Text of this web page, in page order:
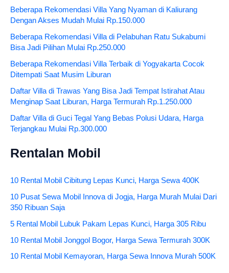
Beberapa Rekomendasi Villa Yang Nyaman di Kaliurang
Dengan Akses Mudah Mulai Rp.150.000
Beberapa Rekomendasi Villa di Pelabuhan Ratu Sukabumi
Bisa Jadi Pilihan Mulai Rp.250.000
Beberapa Rekomendasi Villa Terbaik di Yogyakarta Cocok
Ditempati Saat Musim Liburan
Daftar Villa di Trawas Yang Bisa Jadi Tempat Istirahat Atau
Menginap Saat Liburan, Harga Termurah Rp.1.250.000
Daftar Villa di Guci Tegal Yang Bebas Polusi Udara, Harga
Terjangkau Mulai Rp.300.000
Rentalan Mobil
10 Rental Mobil Cibitung Lepas Kunci, Harga Sewa 400K
10 Pusat Sewa Mobil Innova di Jogja, Harga Murah Mulai Dari
350 Ribuan Saja
5 Rental Mobil Lubuk Pakam Lepas Kunci, Harga 305 Ribu
10 Rental Mobil Jonggol Bogor, Harga Sewa Termurah 300K
10 Rental Mobil Kemayoran, Harga Sewa Innova Murah 500K